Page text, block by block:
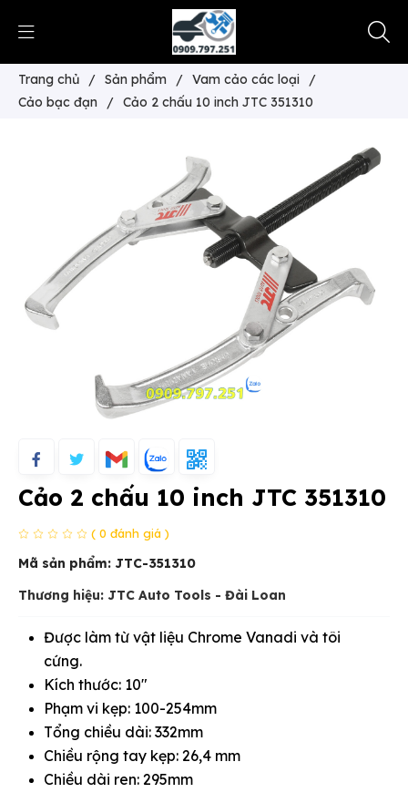
Trang chủ / Sản phẩm / Vam cảo các loại
/
Cảo bạc đạn
/ Cảo 2 chấu 10 inch JTC 351310
Cảo 2 chấu 10 inch JTC 351310
( 0 đánh giá )
Mã sản phẩm: JTC-351310
Thương hiệu: JTC Auto Tools - Đài Loan
Được làm từ vật liệu Chrome Vanadi và tôi
cứng.
Kích thước: 10"
Phạm vi kẹp: 100-254mm
Tổng chiều dài: 332mm
Chiều rộng tay kẹp: 26,4 mm
Chiều dài ren: 295mm